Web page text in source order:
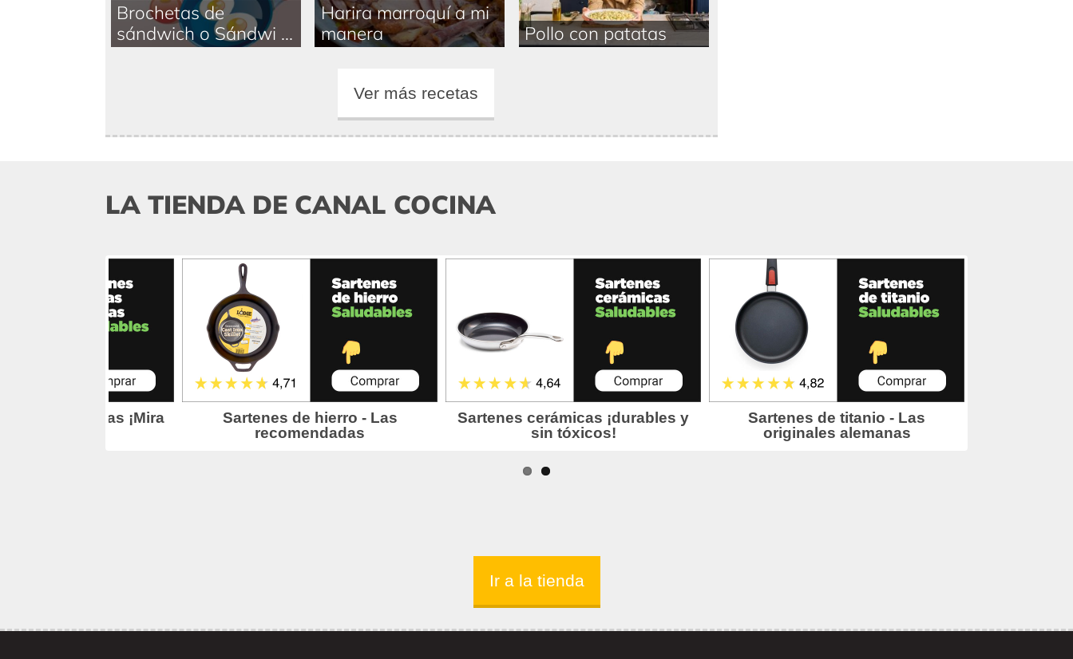
Brochetas de
sándwich o Sándwi ...
Harira marroquí a mi
manera
Pollo con patatas
Ver más recetas
LA TIENDA DE CANAL COCINA
Ir a la tienda